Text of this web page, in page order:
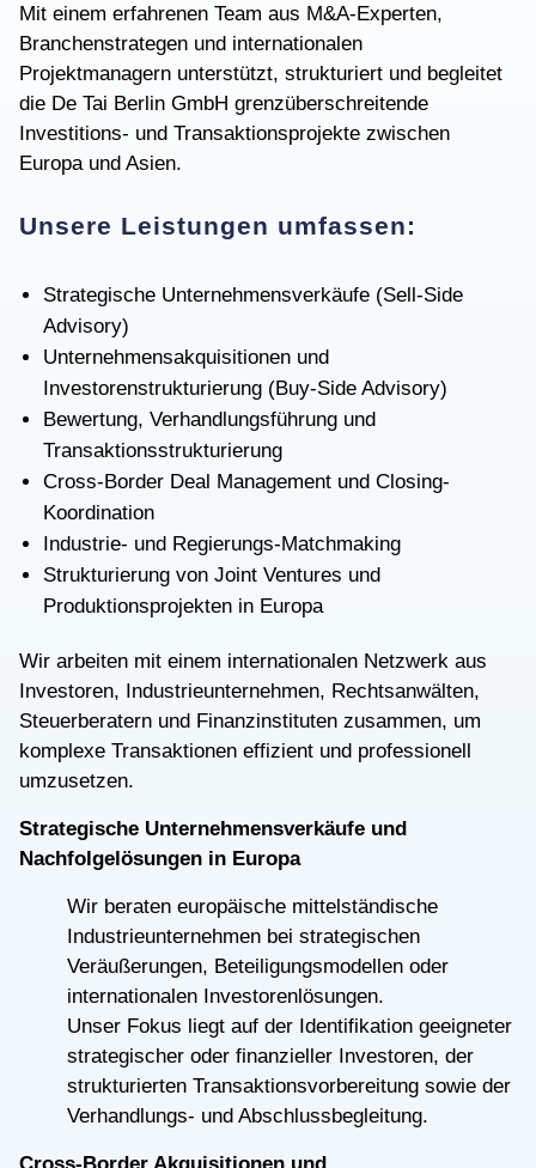
Mit einem erfahrenen Team aus M&A-Experten,
Branchenstrategen und internationalen
Projektmanagern unterstützt, strukturiert und begleitet
die De Tai Berlin GmbH grenzüberschreitende
Investitions- und Transaktionsprojekte zwischen
Europa und Asien.
Unsere Leistungen umfassen:
Strategische Unternehmensverkäufe (Sell-Side
Advisory)
Unternehmensakquisitionen und
Investorenstrukturierung (Buy-Side Advisory)
Bewertung, Verhandlungsführung und
Transaktionsstrukturierung
Cross-Border Deal Management und Closing-
Koordination
Industrie- und Regierungs-Matchmaking
Strukturierung von Joint Ventures und
Produktionsprojekten in Europa
Wir arbeiten mit einem internationalen Netzwerk aus
Investoren, Industrieunternehmen, Rechtsanwälten,
Steuerberatern und Finanzinstituten zusammen, um
komplexe Transaktionen effizient und professionell
umzusetzen.
Strategische Unternehmensverkäufe und
Nachfolgelösungen in Europa
Wir beraten europäische mittelständische
Industrieunternehmen bei strategischen
Veräußerungen, Beteiligungsmodellen oder
internationalen Investorenlösungen.
Unser Fokus liegt auf der Identifikation geeigneter
strategischer oder finanzieller Investoren, der
strukturierten Transaktionsvorbereitung sowie der
Verhandlungs- und Abschlussbegleitung.